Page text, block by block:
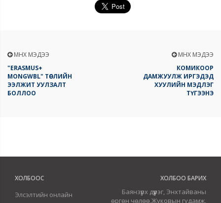
ӨМНӨХ МЭДЭЭ
"ERASMUS+
MONGWBL" ТӨСЛИЙН
ЭЭЛЖИТ УУЛЗАЛТ
БОЛЛОО
ӨМНӨХ МЭДЭЭ
КОМИКООР
ДАМЖУУЛЖ ИРГЭДЭД
ХУУЛИЙН МЭДЛЭГ
ТҮГЭЭНЭ
ХОЛБООС
Элсэлтийн онлайн
ХОЛБОО БАРИХ
Баянзүрх дүүрэг, Энхтайваны
өргөн чөлөө,Жуковын гудамж,